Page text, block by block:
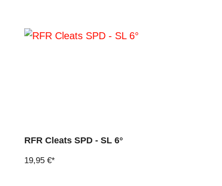
RFR Cleats SPD - SL 6°
19,95 €*